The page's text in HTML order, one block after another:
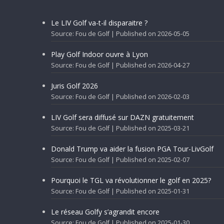
Le LIV Golf va-t-il disparaitre ?
Source: Fou de Golf Published on 2026-05-05
Play Golf Indoor ouvre à Lyon
Source: Fou de Golf Published on 2026-04-27
Juris Golf 2026
Source: Fou de Golf Published on 2026-02-03
LIV Golf sera diffusé sur DAZN gratuitement
Source: Fou de Golf Published on 2025-03-21
Donald Trump va aider la fusion PGA Tour-LivGolf
Source: Fou de Golf Published on 2025-02-07
Pourquoi le TGL va révolutionner le golf en 2025?
Source: Fou de Golf Published on 2025-01-31
Le réseau Golfy s’agrandit encore